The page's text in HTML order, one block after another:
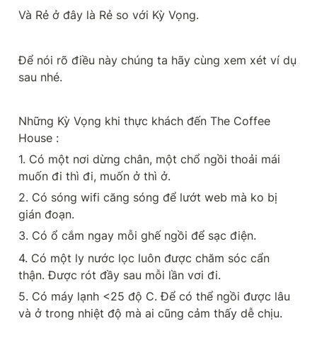
Và Rẻ ở đây là Rẻ so với Kỳ Vọng.
Để nói rõ điều này chúng ta hãy cùng xem xét ví dụ
sau nhé.
Những Kỳ Vọng khi thực khách đến The Coffee
House :
1. Có một nơi dừng chân, một chổ ngồi thoải mái
muốn đi thì đi, muốn ở thì ở.
2. Có sóng wifi căng sóng để lướt web mà ko bị
gián đoạn.
3. Có ổ cắm ngay mỗi ghế ngồi để sạc điện.
4. Có một ly nước lọc luôn được chăm sóc cẩn
thận. Được rót đầy sau mỗi lần vơi đi.
5. Có máy lạnh <25 độ C. Để có thể ngồi được lâu
và ở trong nhiệt độ mà ai cũng cảm thấy dễ chịu.